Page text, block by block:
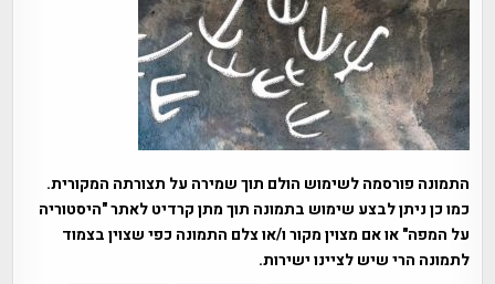
התמונה פורסמה לשימוש הולם תוך שמירה על תצורתה המקורית.
כמו כן ניתן לבצע שימוש בתמונה תוך מתן קרדיט לאתר "היסטוריה
על המפה" או אם מצוין מקור ו/או צלם התמונה כפי שצוין בצמוד
לתמונה הרי שיש לציינו ישירות.